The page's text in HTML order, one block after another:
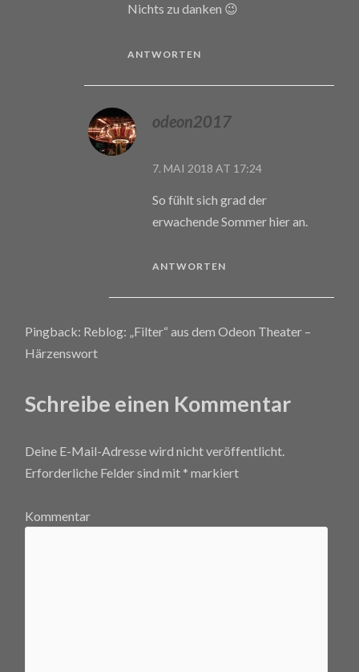
Nichts zu danken 😉
ANTWORTEN
odeon2017
7. MAI 2018 AT 17:24
So fühlt sich grad der
erwachende Sommer hier an.
ANTWORTEN
Pingback: Reblog: „Filter“ aus dem Odeon Theater –
Härzenswort
Schreibe einen Kommentar
Deine E-Mail-Adresse wird nicht veröffentlicht.
Erforderliche Felder sind mit * markiert
Kommentar